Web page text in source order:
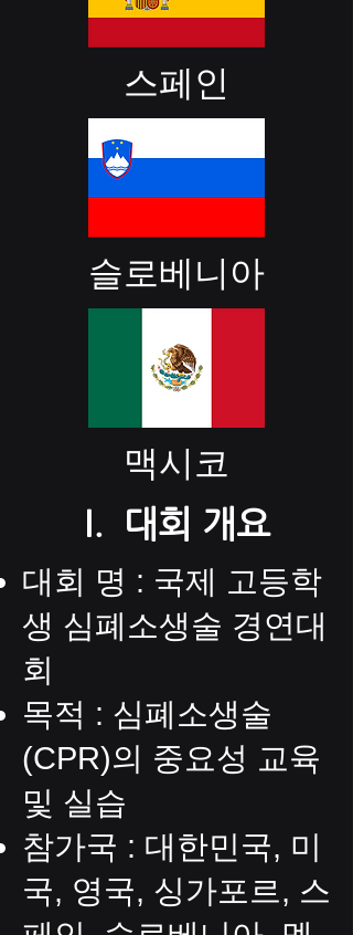
스페인
슬로베니아
맥시코
I. 대회 개요
대회 명 : 국제 고등학
생 심폐소생술 경연대
회
목적 : 심폐소생술
(CPR)의 중요성 교육
및 실습
참가국 : 대한민국, 미
국, 영국, 싱가포르, 스